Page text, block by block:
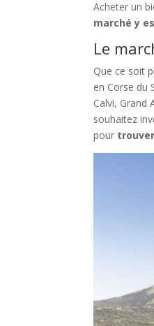
Acheter un
marché y
Le
Que ce soit
en Corse du
Calvi, Grand
souhaitez
pour